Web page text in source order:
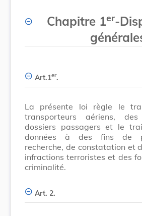
Chapitre 1er-
Art.1er.
La présente loi règle le
transporteurs aériens,
dossiers passagers et le
données à des fins de
recherche, de constatation et
infractions terroristes et des
criminalité.
Art. 2.